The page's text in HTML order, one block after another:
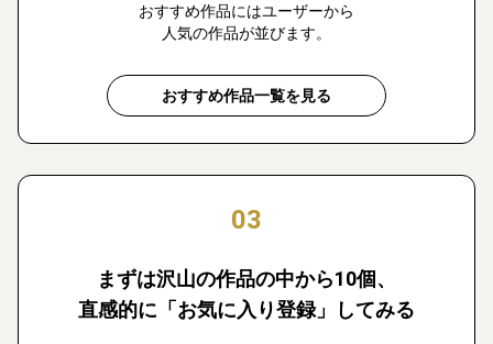
おすすめ作品にはユーザーから
人気の作品が並びます。
おすすめ作品一覧を見る
03
まずは沢山の作品の中から10個、
直感的に「お気に入り登録」してみる